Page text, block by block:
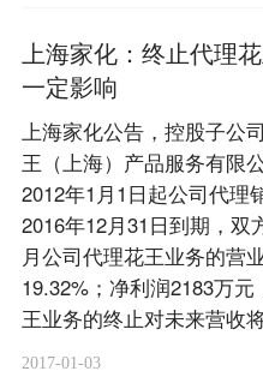
上海家化：终止代理
一定影响
上海家化公告，控股子公
王（上海）产品服务有限
2012年1月1日起公司代理
2016年12月31日到期，双
月公司代理花王业务的营
19.32%；净利润2183万
王业务的终止对未来营收
2017-01-03